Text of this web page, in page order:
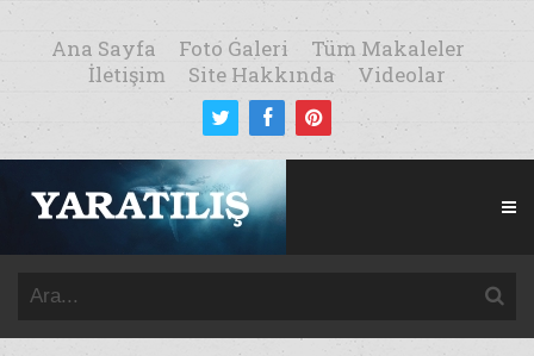
Ana Sayfa Foto Galeri
Tüm Makaleler
İletişim
Site Hakkında Videolar